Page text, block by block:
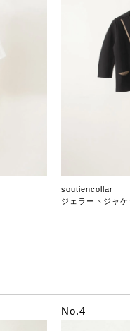
soutiencollar
ジェラートジャケ
No.4